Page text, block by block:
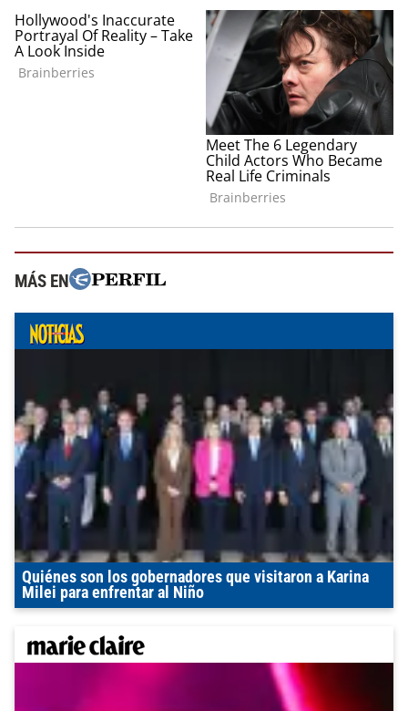
MÁS EN
Quiénes son los gobernadores que visitaron a Karina
Milei para enfrentar al Niño